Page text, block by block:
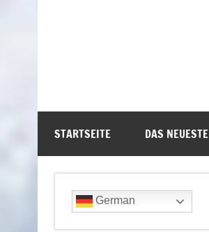
STARTSEITE DAS NEUESTE
German